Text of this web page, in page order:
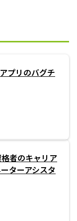
プリのバグチ
者のキャリア
ターアシスタ